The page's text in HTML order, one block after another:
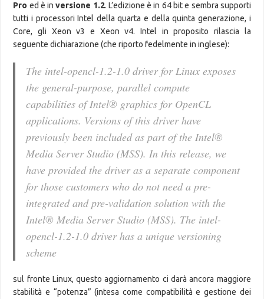
Pro ed è inversione 1.2. L’edizione è in 64 bit e sembra supporti
tutti i processori Intel della quarta e della quinta generazione, i
Core, gli Xeon v3 e Xeon v4. Intel in proposito rilascia la
seguente dichiarazione (che riporto fedelmente in inglese):
The intel-opencl-1.2-1.0 driver for Linux exposes
the general-purpose, parallel compute
capabilities of Intel® graphics for OpenCL
applications. Versions of this driver have
previously been included as part of the Intel®
Media Server Studio (MSS). In this release, we
have provided the driver as a separate component
for those customers who do not need a pre-
integrated and pre-validation solution with the
Intel® Media Server Studio (MSS). The intel-
opencl-1.2-1.0 driver has a unique versioning
scheme
sul fronte Linux, questo aggiornamento ci darà ancora maggiore
stabilità e “potenza” (intesa come compatibilità e gestione dei